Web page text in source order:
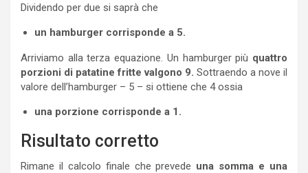
Dividendo per due si saprà che
un hamburger corrisponde a 5.
Arriviamo alla terza equazione. Un hamburger più quattro
porzioni di patatine fritte valgono 9. Sottraendo a nove il
valore dell’hamburger – 5 – si ottiene che 4 ossia
una porzione corrisponde a 1.
Risultato corretto
Rimane il calcolo finale che prevede una somma e una